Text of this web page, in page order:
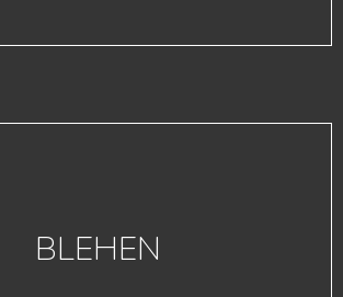
BLEHEN